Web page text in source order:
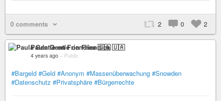
0 comments 2 0 2
Paula Gentle on Friendica 🇺🇦
4 years ago – Public
#Bargeld #Geld #Anonym #Massenüberwachung #Snowden
#Datenschutz #Privatsphäre #Bürgerrechte